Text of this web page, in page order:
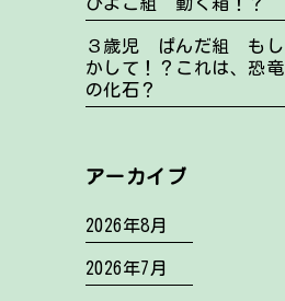
３歳児 ぱんだ組 もし
かして！？これは、恐竜
の化石？
アーカイブ
2026年8月
2026年7月